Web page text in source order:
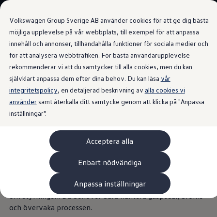
Volkswagen Group Sverige AB använder cookies för att ge dig bästa
möjliga upplevelse på vår webbplats, till exempel för att anpassa
innehåll och annonser, tillhandahålla funktioner för sociala medier och
för att analysera webbtrafiken. För bästa användarupplevelse
rekommenderar vi att du samtycker till alla cookies, men du kan
självklart anpassa dem efter dina behov. Du kan läsa vår
integritetspolicy, en detaljerad beskrivning av alla cookies vi
användersamt återkalla ditt samtycke genom att klicka på "Anpassa
inställningar".
Acceptera alla
Enbart nödvändiga
Anpassa inställningar
Gå till
huvudinnehåll
Gå till
sidfot
Bygg din bil
Nya bilar i lager
Golf Sportscombi
Pressen testar Golf Sportscombi
Lär dig om våra modellversioner
Boka provkörning
Äga
Service
Originalservice
Originalservice 4+
Skadereparation
ServiceCam
Service av elbilar
Tillbehör
Interiör- och exteriörskydd
Underhållning och elektronik
Laddbox och laddningskablar
Modellspecifika tillbehör
Trailer Assist
Hjälper släpvagnenpå
rätt väg
Har du någonsin behövt backa med ett släp? Med Trailer
Assist blir manövreringen mycket enklare. Du säger bara åt
vilket håll du vill att släpet ska köra. Trailer Assist tar hand
om styrningen. Du behöver bara hantera gaspedal, broms
och övervaka processen.